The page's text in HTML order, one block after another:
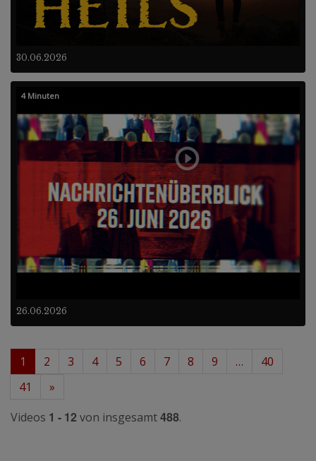
30.06.2026
26.06.2026
4 Minuten
1 2 3 4 5 6 7 8 9 …
40
41
»
Videos 1 - 12 von insgesamt488.